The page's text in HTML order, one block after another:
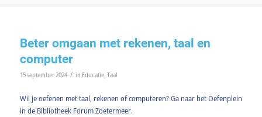
Beter omgaan met rekenen, taal en
computer
15 september 2024 / in Educatie, Taal
Wil je oefenen met taal, rekenen of computeren? Ga naar het Oefenplein
in de Bibliotheek Forum Zoetermeer.